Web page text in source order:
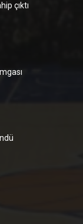
çıktı